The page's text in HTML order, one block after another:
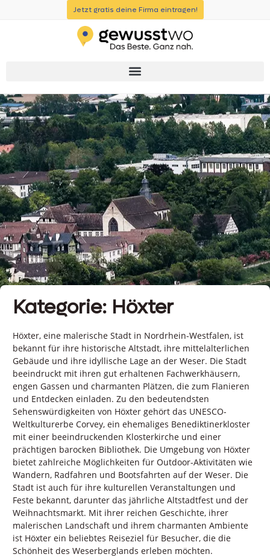
Jetzt gratis deine Firma eintragen!
Kategorie: Höxter
Höxter, eine malerische Stadt in Nordrhein-Westfalen, ist
bekannt für ihre historische Altstadt, ihre mittelalterlichen
Gebäude und ihre idyllische Lage an der Weser. Die Stadt
beeindruckt mit ihren gut erhaltenen Fachwerkhäusern,
engen Gassen und charmanten Plätzen, die zum Flanieren
und Entdecken einladen. Zu den bedeutendsten
Sehenswürdigkeiten von Höxter gehört das UNESCO-
Weltkulturerbe Corvey, ein ehemaliges Benediktinerkloster
mit einer beeindruckenden Klosterkirche und einer
prächtigen barocken Bibliothek. Die Umgebung von Höxter
bietet zahlreiche Möglichkeiten für Outdoor-Aktivitäten wie
Wandern, Radfahren und Bootsfahrten auf der Weser. Die
Stadt ist auch für ihre kulturellen Veranstaltungen und
Feste bekannt, darunter das jährliche Altstadtfest und der
Weihnachtsmarkt. Mit ihrer reichen Geschichte, ihrer
malerischen Landschaft und ihrem charmanten Ambiente
ist Höxter ein beliebtes Reiseziel für Besucher, die die
Schönheit des Weserberglands erleben möchten.